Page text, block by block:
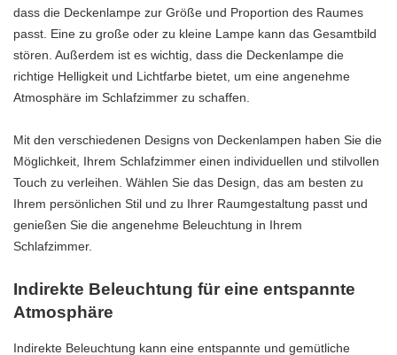
dass die Deckenlampe zur Größe und Proportion des Raumes
passt. Eine zu große oder zu kleine Lampe kann das Gesamtbild
stören. Außerdem ist es wichtig, dass die Deckenlampe die
richtige Helligkeit und Lichtfarbe bietet, um eine angenehme
Atmosphäre im Schlafzimmer zu schaffen.
Mit den verschiedenen Designs von Deckenlampen haben Sie die
Möglichkeit, Ihrem Schlafzimmer einen individuellen und stilvollen
Touch zu verleihen. Wählen Sie das Design, das am besten zu
Ihrem persönlichen Stil und zu Ihrer Raumgestaltung passt und
genießen Sie die angenehme Beleuchtung in Ihrem
Schlafzimmer.
Indirekte Beleuchtung für eine entspannte
Atmosphäre
Indirekte Beleuchtung kann eine entspannte und gemütliche